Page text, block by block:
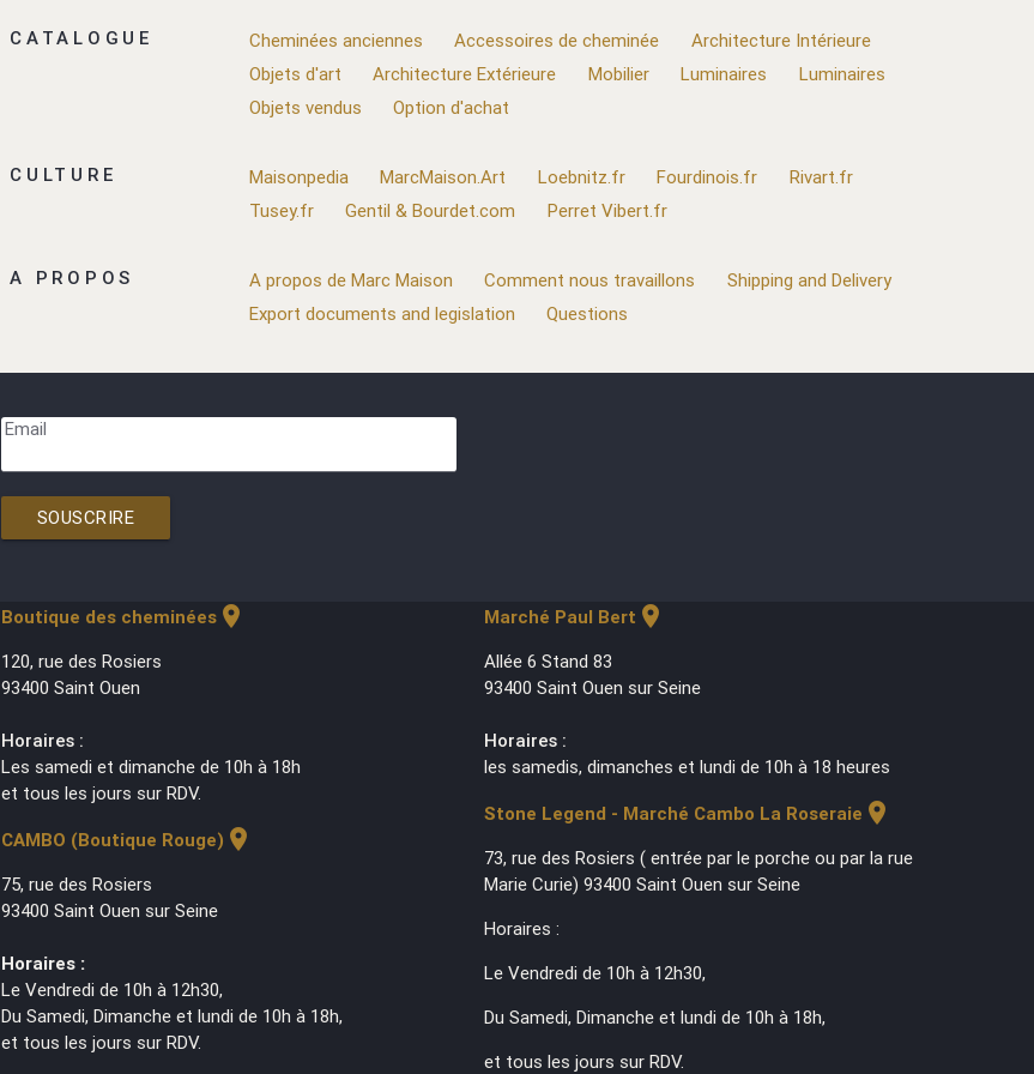
CATALOGUE Cheminées anciennes Accessoires de cheminée
Architecture Intérieure
Objets d'art
Architecture Extérieure Mobilier Luminaires
Luminaires
Objets vendus
Option d'achat
CULTURE Maisonpedia MarcMaison.Art Loebnitz.fr Fourdinois.fr
Rivart.fr
Tusey.fr
Gentil & Bourdet.com Perret Vibert.fr
A PROPOS A propos de Marc Maison Comment nous travaillons
Shipping and Delivery
Export documents and legislation
Questions
Email
SOUSCRIRE
Boutique des cheminéeslocation_on
120, rue des Rosiers
93400 Saint Ouen
Horaires :
Les samedi et dimanche de 10h à 18h
et tous les jours sur RDV.
CAMBO (Boutique Rouge) location_on
75, rue des Rosiers
93400 Saint Ouen sur Seine
Horaires :
Le Vendredi de 10h à 12h30,
Du Samedi, Dimanche et lundi de 10h à 18h,
et tous les jours sur RDV.
Marché Paul Bert location_on
Allée 6 Stand 83
93400 Saint Ouen sur Seine
Horaires :
les samedis, dimanches et lundi de 10h à 18 heures
Stone Legend - Marché Cambo La Roseraie location_on
73, rue des Rosiers ( entrée par le porche ou par la rue
Marie Curie) 93400 Saint Ouen sur Seine
Horaires :
Le Vendredi de 10h à 12h30,
Du Samedi, Dimanche et lundi de 10h à 18h,
et tous les jours sur RDV.